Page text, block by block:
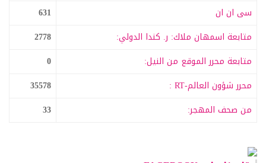
سى ان ان
631
متابعة اسمهان ملاك: ر. كندا الدولي:
2778
متابعة محرر الموقع من النيل:
0
محرر شؤون العالم-RT :
35578
من صحف المهجر:
33